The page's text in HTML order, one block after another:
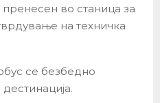
во станица за
на техничка
се безбедно